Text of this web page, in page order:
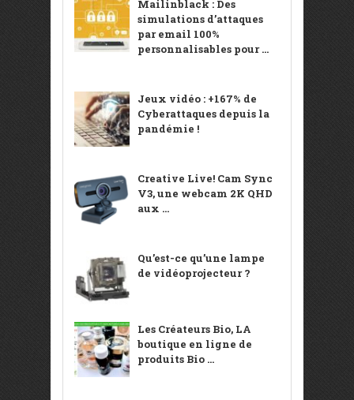
Mailinblack : Des
simulations d’attaques
par email 100%
personnalisables pour ...
Jeux vidéo : +167% de
Cyberattaques depuis la
pandémie !
Creative Live! Cam Sync
V3, une webcam 2K QHD
aux ...
Qu’est-ce qu’une lampe
de vidéoprojecteur ?
Les Créateurs Bio, LA
boutique en ligne de
produits Bio ...